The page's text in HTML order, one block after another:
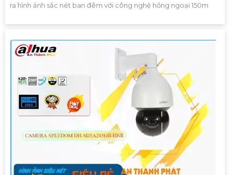
ra hình ảnh sắc nét ban đêm với công nghệ hồng ngoại 150m